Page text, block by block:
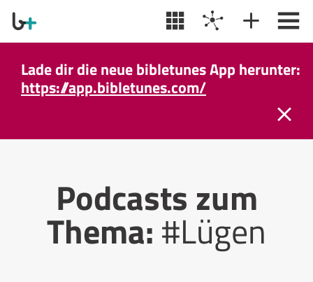
Lade dir die neue bibletunes App herunter:
https://app.bibletunes.com/
Podcasts zum
Thema:#Lügen